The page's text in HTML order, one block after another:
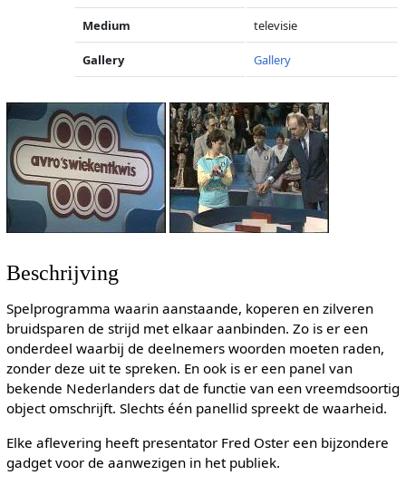
Medium televisie
Gallery Gallery
Beschrijving
Spelprogramma waarin aanstaande, koperen en zilveren
bruidsparen de strijd met elkaar aanbinden. Zo is er een
onderdeel waarbij de deelnemers woorden moeten raden,
zonder deze uit te spreken. En ook is er een panel van
bekende Nederlanders dat de functie van een vreemdsoortig
object omschrijft. Slechts één panellid spreekt de waarheid.
Elke aflevering heeft presentator Fred Oster een bijzondere
gadget voor de aanwezigen in het publiek.